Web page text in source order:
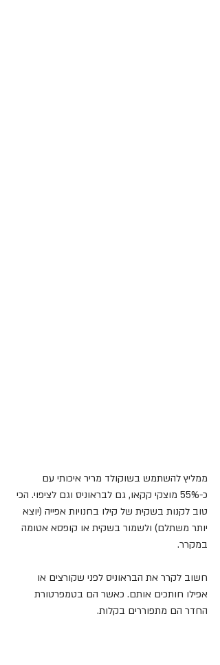
ממליץ להשתמש בשוקולד מריר איכותי עם
כ-55% מוצקי קקאו, גם לבראוניס וגם לציפוי. הכי
טוב לקנות בשקית של קילו בחנויות אפייה (יוצא
יותר משתלם) ולשמור בשקית או קופסא אטומה
במקרר.
חשוב לקרר את הבראוניס לפני שקורצים או
אפילו חותכים אותם. כאשר הם בטמפרטורת
החדר הם מתפוררים בקלות.